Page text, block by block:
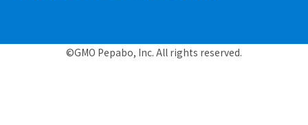
©GMO Pepabo, Inc. All rights reserved.